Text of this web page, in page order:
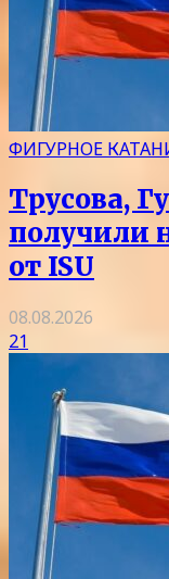
ФИГУРНОЕ
Трусова,
получили
от ISU
08.08.2026
21